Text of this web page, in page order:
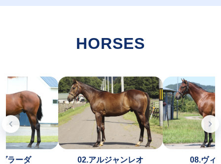
HORSES
ラーダ 02.アルジャンレオ 08.ヴィ